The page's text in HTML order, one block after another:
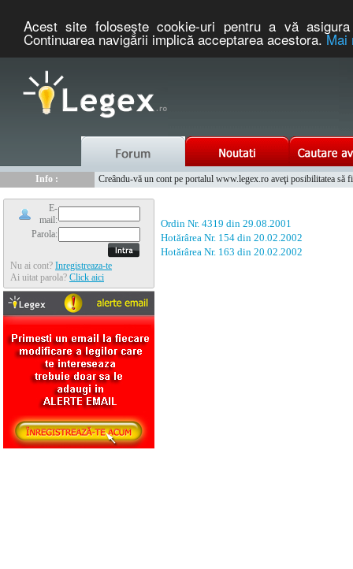
Acest site foloseşte cookie-uri pentru a vă
Continuarea navigării implică acceptarea acestora.Mai
Info :
Creându-vă un cont pe portalul www.legex.ro aveţi posibilitatea să
E-
mail:
Parola:
Nu ai cont? Inregistreaza-te
Ai uitat parola? Click aici
Ordin Nr. 4319 din 29.08.2001
Hotărârea Nr. 154 din 20.02.2002
Hotărârea Nr. 163 din 20.02.2002